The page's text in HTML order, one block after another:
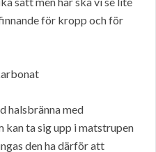
för kropp och för
halsbränna med
ta sig upp i matstrupen
den ha därför att